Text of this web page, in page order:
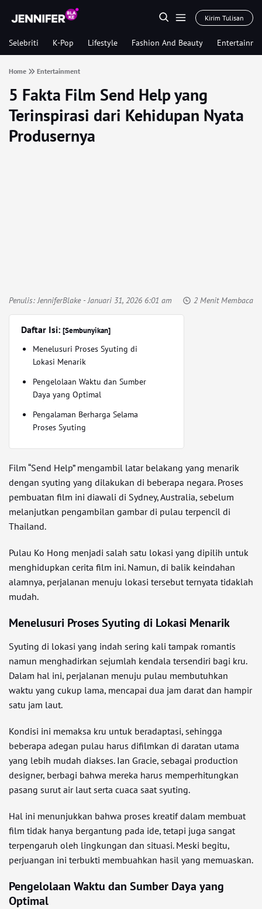
Kirim Tulisan
Selebriti K-Pop Lifestyle Fashion And Beauty
Home Entertainment
5 Fakta Film Send Help yang
Terinspirasi dari Kehidupan Nyata
Produsernya
Penulis:JenniferBlake- Januari 31, 2026 6:01 am 2 Menit Membaca
Daftar Isi: [Sembunyikan]
Menelusuri Proses Syuting di
Lokasi Menarik
Pengelolaan Waktu dan Sumber
Daya yang Optimal
Pengalaman Berharga Selama
Proses Syuting
Film “Send Help” mengambil latar belakang yang menarik
dengan syuting yang dilakukan di beberapa negara. Proses
pembuatan film ini diawali di Sydney, Australia, sebelum
melanjutkan pengambilan gambar di pulau terpencil di
Thailand.
Pulau Ko Hong menjadi salah satu lokasi yang dipilih untuk
menghidupkan cerita film ini. Namun, di balik keindahan
alamnya, perjalanan menuju lokasi tersebut ternyata tidaklah
mudah.
Menelusuri Proses Syuting di Lokasi Menarik
Syuting di lokasi yang indah sering kali tampak romantis
namun menghadirkan sejumlah kendala tersendiri bagi kru.
Dalam hal ini, perjalanan menuju pulau membutuhkan
waktu yang cukup lama, mencapai dua jam darat dan hampir
satu jam laut.
Kondisi ini memaksa kru untuk beradaptasi, sehingga
beberapa adegan pulau harus difilmkan di daratan utama
yang lebih mudah diakses. Ian Gracie, sebagai production
designer, berbagi bahwa mereka harus memperhitungkan
pasang surut air laut serta cuaca saat syuting.
Hal ini menunjukkan bahwa proses kreatif dalam membuat
film tidak hanya bergantung pada ide, tetapi juga sangat
terpengaruh oleh lingkungan dan situasi. Meski begitu,
perjuangan ini terbukti membuahkan hasil yang memuaskan.
Pengelolaan Waktu dan Sumber Daya yang
Optimal